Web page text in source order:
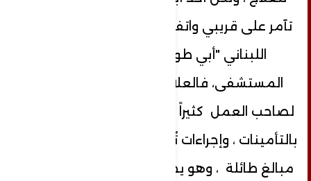
تآمر على قريبي واتفق مع صاحب العمل
اللبناني "أبي طوني" لإخراجه من
المستشفى، فالعلاج في لبنان مُكلف
لصاحب العمل كثيراً ، كما يحتاج للتسجيل
بالتأمينات ، وإجراءات تُرهق رب العمل بدفع
مبالغ طائلة ، وهو يحتاج لمتابعة علاجية